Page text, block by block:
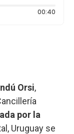
00:40
Orsi,
por la
Uruguay se